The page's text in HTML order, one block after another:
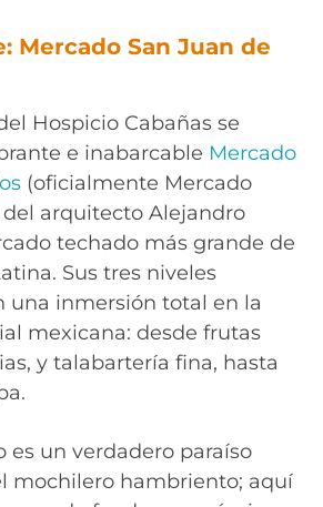
Mercado San Juan de
Hospicio Cabañas se
e inabarcable Mercado
(oficialmente Mercado
del arquitecto Alejandro
techado más grande de
Sus tres niveles
una inmersión total en la
mexicana: desde frutas
y talabartería fina, hasta
es un verdadero paraíso
mochilero hambriento; aquí